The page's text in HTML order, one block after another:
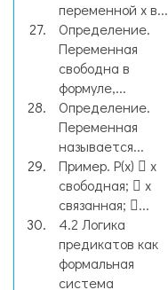
переменной x в...
Определение.
Переменная
свободна в
формуле,...
Определение.
Переменная
называется...
Пример. Р(х)  х
свободная;  х
связанная; ...
4.2 Логика
предикатов как
формальная
система